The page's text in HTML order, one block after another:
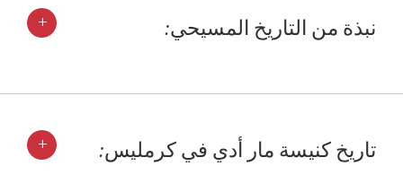
+ نبذة من التاريخ المسيحي:
+ تاريخ كنيسة مار أدي في كرمليس: